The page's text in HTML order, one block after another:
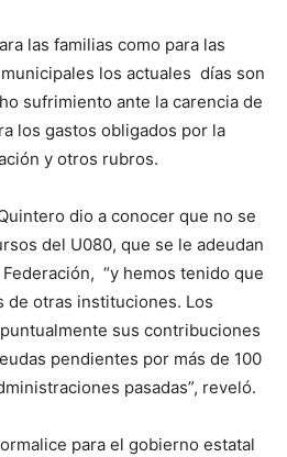
las familias como para las
los actuales días son
sufrimiento ante la carencia de
los gastos obligados por la
y otros rubros.
dio a conocer que no se
del U080, que se le adeudan
“y hemos tenido que
de otras instituciones. Los
sus contribuciones
pendientes por más de 100
pasadas”, reveló.
para el gobierno estatal